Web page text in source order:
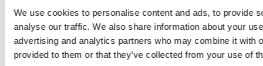
We use cookies to personalise content and ads, to provide
analyse our traffic. We also share information about your
advertising and analytics partners who may combine it with
provided to them or that they’ve collected from your use of
Poikkeamislupa Metsäyhtymä Oikarinen Antti-Jussi ym.